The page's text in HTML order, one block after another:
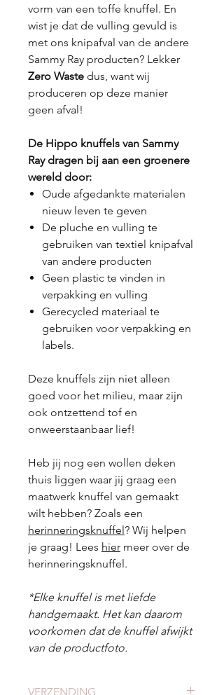
vorm van een toffe knuffel. En
wist je dat de vulling gevuld is
met ons knipafval van de andere
Sammy Ray producten? Lekker
Zero Waste dus, want wij
produceren op deze manier
geen afval!
De Hippo knuffels van Sammy
Ray dragen bij aan een groenere
wereld door:
Oude afgedankte materialen
nieuw leven te geven
De pluche en vulling te
gebruiken van textiel knipafval
van andere producten
Geen plastic te vinden in
verpakking en vulling
Gerecycled materiaal te
gebruiken voor verpakking en
labels.
Deze knuffels zijn niet alleen
goed voor het milieu, maar zijn
ook ontzettend tof en
onweerstaanbaar lief!
Heb jij nog een wollen deken
thuis liggen waar jij graag een
maatwerk knuffel van gemaakt
wilt hebben? Zoals een
herinneringsknuffel ? Wij helpen
je graag! Lees hier meer over de
herinneringsknuffel.
*Elke knuffel is met liefde
handgemaakt. Het kan daarom
voorkomen dat de knuffel afwijkt
van de productfoto.
VERZENDING